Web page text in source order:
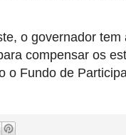
o governador tem
compensar os
o Fundo de